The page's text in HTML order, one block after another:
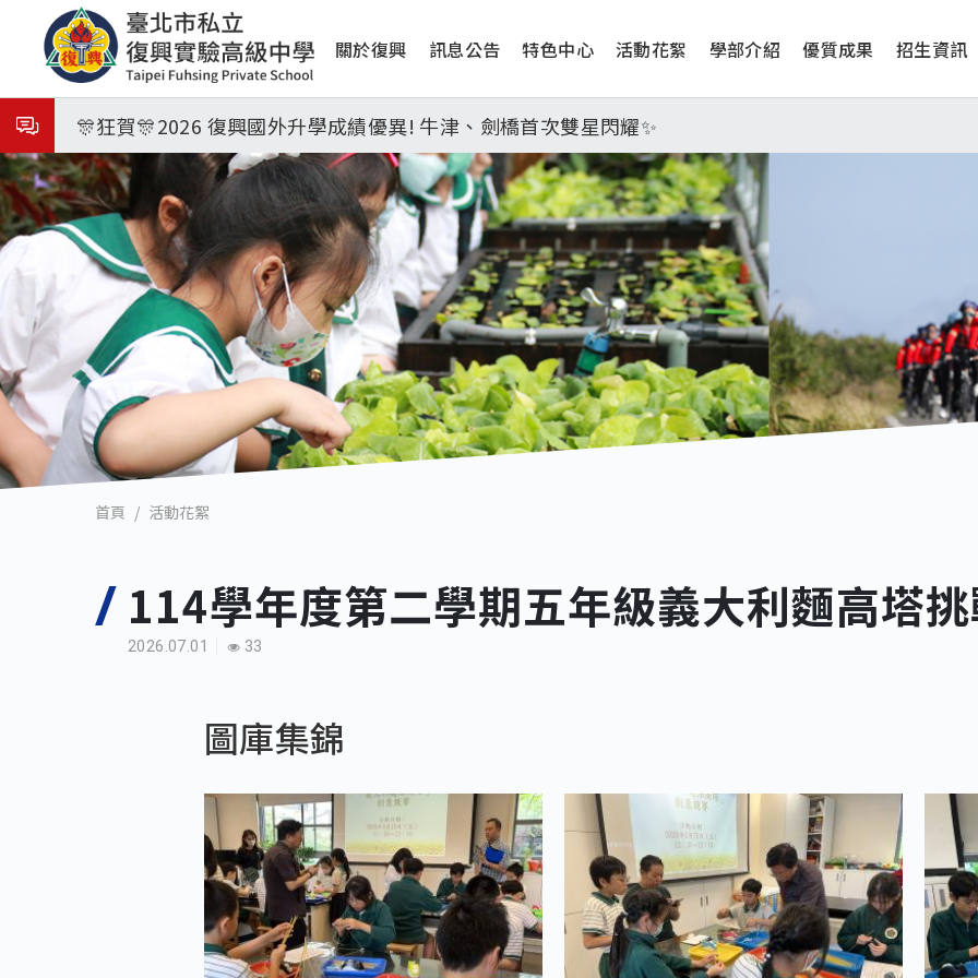
內
容
主
覽
關於復興 訊息公告 特色中心 活動花絮 學部介紹 優質成果 招生資訊
8月3日 分科成績公布
🎉🎉🎉狂賀! 12望蘇同學榮錄MIT麻省理工學院，本校連續兩年錄取世界第一學府！
🎊狂賀🎊2026 復興國外升學成績優異! 牛津、劍橋首次雙星閃耀✨
115年校本部大學榜單再創佳績🎉，32％達醫學系錄取標準、62%達台大錄取標準。各組合4科60級分
7月27日 中學暑輔開始
8月3日 分科成績公布
🎉🎉🎉狂賀! 12望蘇同學榮錄MIT麻省理工學院，本校連續兩年錄取世界第一學府！
首頁 活動花絮
114學年度第二學期五年級義大利麵高塔
2026.07.01 33
圖庫集錦